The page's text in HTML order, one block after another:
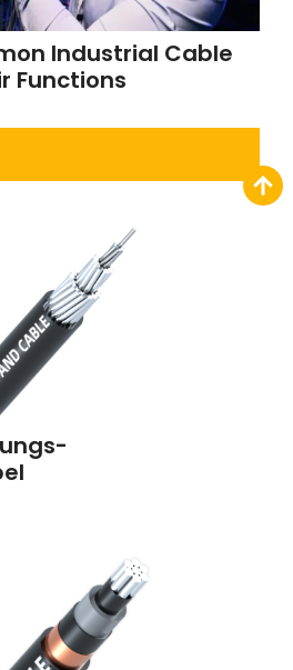
Industrial Cable
Functions